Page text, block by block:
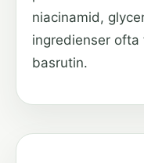
niacinamid,
ingredienser ofta
basrutin.